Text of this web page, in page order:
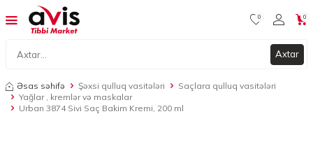
Axtar
0 0
Əsas səhifə Şəxsi qulluq vasitələri
Saçlara qulluq vasitələri
Yağlar , kremlər və maskalar
Urban 3874 Sivi Saç Bakim Kremi, 200 ml